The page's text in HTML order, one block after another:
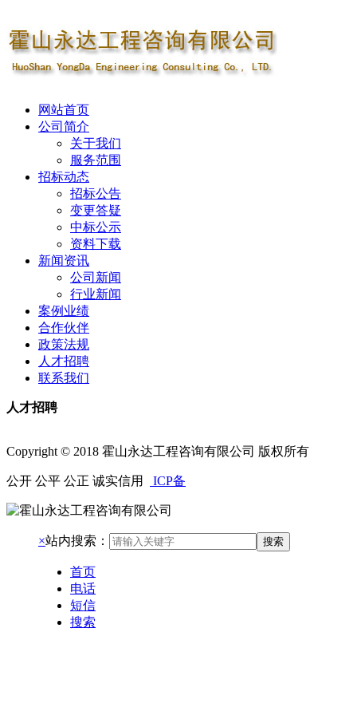
网站首页
公司简介
关于我们
服务范围
招标动态
招标公告
变更答疑
中标公示
资料下载
新闻资讯
公司新闻
行业新闻
案例业绩
合作伙伴
政策法规
人才招聘
联系我们
人才招聘
Copyright © 2018 霍山永达工程咨询有限公司 版权所有
公开 公平 公正 诚实信用 ICP备
×站内搜索： 搜索
首页
电话
短信
搜索